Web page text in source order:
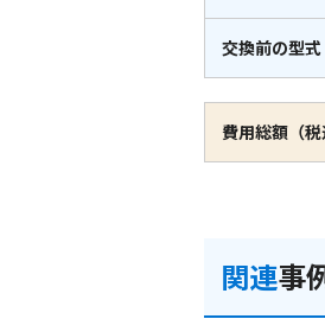
交換前の型式
費用総額（税
関連事